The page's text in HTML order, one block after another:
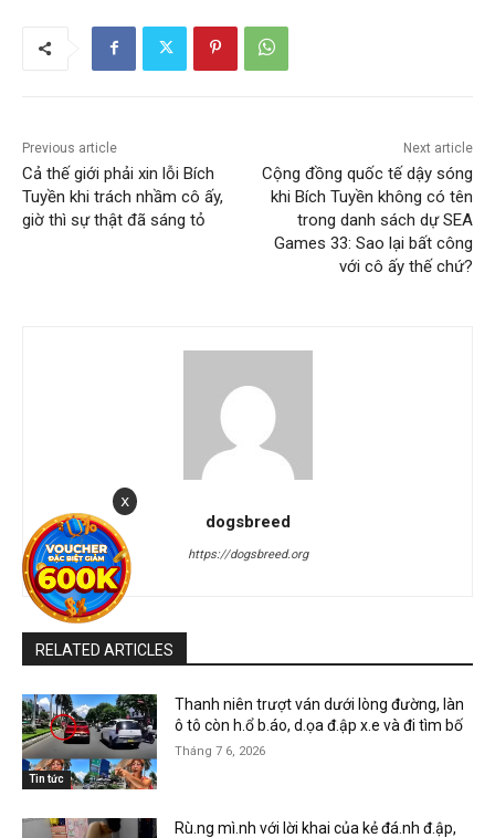
Previous article
Cả thế giới phải xin lỗi Bích
Tuyền khi trách nhầm cô ấy,
giờ thì sự thật đã sáng tỏ
Next article
Cộng đồng quốc tế dậy sóng
khi Bích Tuyền không có tên
trong danh sách dự SEA
Games 33: Sao lại bất công
với cô ấy thế chứ?
dogsbreed
https://dogsbreed.org
RELATED ARTICLES
Tin tức
Thanh niên trượt ván dưới lòng đường, làn
ô tô còn h.ổ b.áo, d.ọa đ.ập x.e và đi tìm bố
Tháng 7 6, 2026
Rù.ng mì.nh với lời khai của kẻ đá.nh đ.ập,
x